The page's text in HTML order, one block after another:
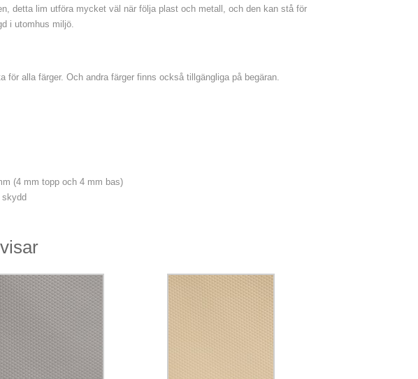
detta lim utföra mycket väl när följa plast och metall, och den kan stå för
i utomhus miljö.
för alla färger. Och andra färger finns också tillgängliga på begäran.
(4 mm topp och 4 mm bas)